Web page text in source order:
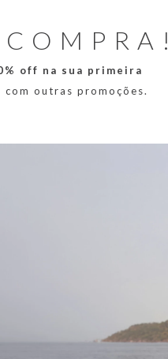
off na sua primeira
outras promoções.